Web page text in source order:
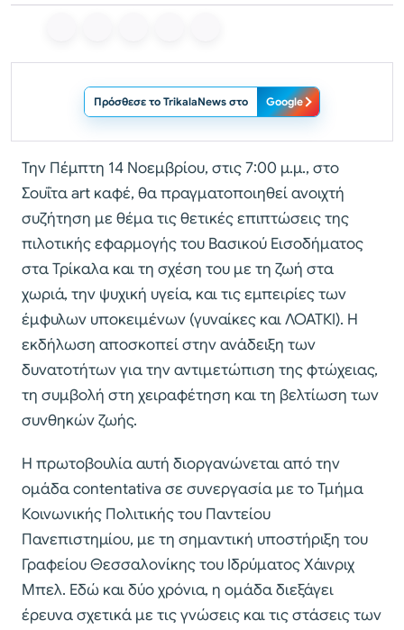
Πρόσθεσε το TrikalaNews στο Google
Την Πέμπτη 14 Νοεμβρίου, στις 7:00 μ.μ., στο
Σουΐτα art καφέ, θα πραγματοποιηθεί ανοιχτή
συζήτηση με θέμα τις θετικές επιπτώσεις της
πιλοτικής εφαρμογής του Βασικού Εισοδήματος
στα Τρίκαλα και τη σχέση του με τη ζωή στα
χωριά, την ψυχική υγεία, και τις εμπειρίες των
έμφυλων υποκειμένων (γυναίκες και ΛΟΑΤΚΙ). Η
εκδήλωση αποσκοπεί στην ανάδειξη των
δυνατοτήτων για την αντιμετώπιση της φτώχειας,
τη συμβολή στη χειραφέτηση και τη βελτίωση των
συνθηκών ζωής.
Η πρωτοβουλία αυτή διοργανώνεται από την
ομάδα contentativa σε συνεργασία με το Τμήμα
Κοινωνικής Πολιτικής του Παντείου
Πανεπιστημίου, με τη σημαντική υποστήριξη του
Γραφείου Θεσσαλονίκης του Ιδρύματος Χάινριχ
Μπελ. Εδώ και δύο χρόνια, η ομάδα διεξάγει
έρευνα σχετικά με τις γνώσεις και τις στάσεις των